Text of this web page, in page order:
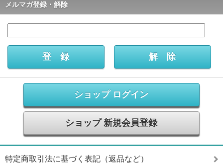
メルマガ登録・解除
ショップ ログイン
ショップ 新規会員登録
特定商取引法に基づく表記（返品など）